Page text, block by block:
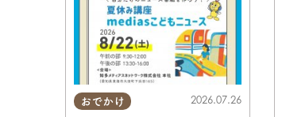
おでかけ 2026.07.26